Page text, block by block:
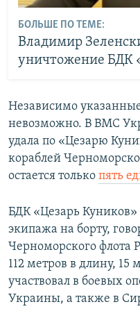
БОЛЬШЕ ПО ТЕМЕ:
Владимир
уничтожение БДК
Независимо
невозможно. В ВМС
удала по «Цезарю
кораблей
остается только пять
БДК «Цезарь
экипажа на борту,
Черноморского флота
112 метров в длину,
участвовал в боевых
Украины, а также в